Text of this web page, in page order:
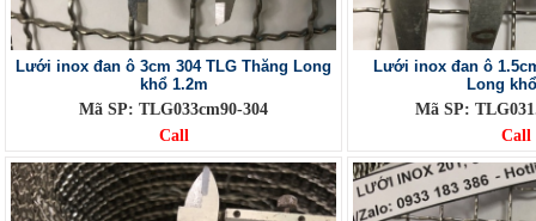
Lưới inox đan ô 3cm 304 TLG Thăng Long
khổ 1.2m
Mã SP: TLG033cm90-304
Call
Lưới inox đan ô
Long
Mã SP:
Call